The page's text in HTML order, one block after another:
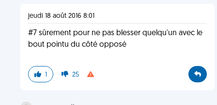
jeudi 18 août 2016 8:01
#7 sûrement pour ne pas blesser quelqu'un avec le
bout pointu du côté opposé
1 25